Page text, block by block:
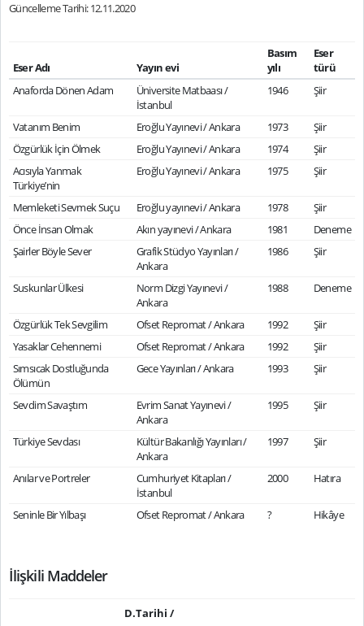
Güncelleme Tarihi: 12.11.2020
Eser Adı Yayın evi
Basım
yılı
Eser
türü
Anaforda Dönen Adam
Üniversite Matbaası /
İstanbul
1946 Şiir
Vatanım Benim Eroğlu Yayınevi / Ankara 1973
Şiir
Özgürlük İçin Ölmek
Eroğlu Yayınevi / Ankara 1974
Şiir
Acısıyla Yanmak
Türkiye’nin
Eroğlu Yayınevi / Ankara 1975 Şiir
Memleketi Sevmek Suçu Eroğlu yayınevi / Ankara 1978
Şiir
Önce İnsan Olmak
Akın yayınevi / Ankara 1981
Deneme
Şairler Böyle Sever
Grafik Stüdyo Yayınları /
Ankara
1986 Şiir
Suskunlar Ülkesi
Norm Dizgi Yayınevi /
Ankara
1988 Deneme
Özgürlük Tek Sevgilim Ofset Repromat / Ankara 1992
Şiir
Yasaklar Cehennemi
Ofset Repromat / Ankara 1992
Şiir
Sımsıcak Dostluğunda
Ölümün
Gece Yayınları / Ankara 1993 Şiir
Sevdim Savaştım
Evrim Sanat Yayınevi /
Ankara
1995 Şiir
Türkiye Sevdası
Kültür Bakanlığı Yayınları /
Ankara
1997 Şiir
Anılar ve Portreler
Cumhuriyet Kitapları /
İstanbul
2000 Hatıra
Seninle Bir Yılbaşı Ofset Repromat / Ankara ? Hikâye
İlişkili Maddeler
D.Tarihi /